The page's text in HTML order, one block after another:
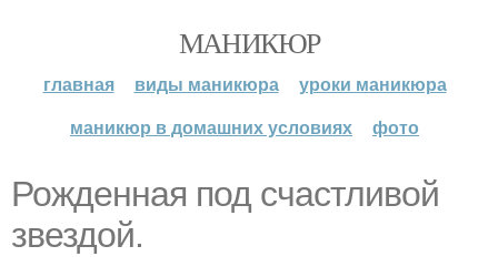
МАНИКЮР
главная виды маникюра
уроки маникюра
маникюр в домашних условиях
фото
Рожденная под счастливой
звездой.